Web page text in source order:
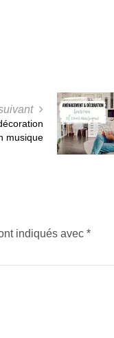
musique
indiqués avec *